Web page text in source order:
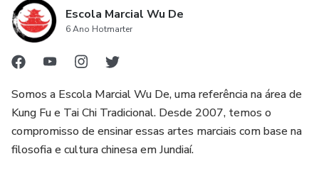
Escola Marcial Wu De
6 Ano Hotmarter
Somos a Escola Marcial Wu De, uma referência na área de
Kung Fu e Tai Chi Tradicional. Desde 2007, temos o
compromisso de ensinar essas artes marciais com base na
filosofia e cultura chinesa em Jundiaí.